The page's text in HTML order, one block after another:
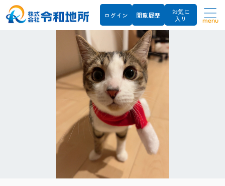
ログイン 閲覧履歴
お気に
入り
menu